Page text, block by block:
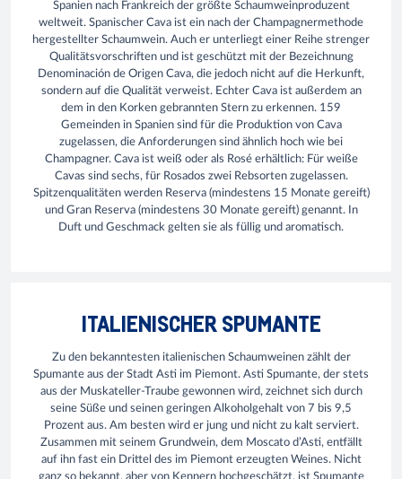
Spanien nach Frankreich der größte Schaumweinproduzent
weltweit. Spanischer Cava ist ein nach der Champagnermethode
hergestellter Schaumwein. Auch er unterliegt einer Reihe strenger
Qualitätsvorschriften und ist geschützt mit der Bezeichnung
Denominación de Origen Cava, die jedoch nicht auf die Herkunft,
sondern auf die Qualität verweist. Echter Cava ist außerdem an
dem in den Korken gebrannten Stern zu erkennen. 159
Gemeinden in Spanien sind für die Produktion von Cava
zugelassen, die Anforderungen sind ähnlich hoch wie bei
Champagner. Cava ist weiß oder als Rosé erhältlich: Für weiße
Cavas sind sechs, für Rosados zwei Rebsorten zugelassen.
Spitzenqualitäten werden Reserva (mindestens 15 Monate gereift)
und Gran Reserva (mindestens 30 Monate gereift) genannt. In
Duft und Geschmack gelten sie als füllig und aromatisch.
ITALIENISCHER SPUMANTE
Zu den bekanntesten italienischen Schaumweinen zählt der
Spumante aus der Stadt Asti im Piemont. Asti Spumante, der stets
aus der Muskateller-Traube gewonnen wird, zeichnet sich durch
seine Süße und seinen geringen Alkoholgehalt von 7 bis 9,5
Prozent aus. Am besten wird er jung und nicht zu kalt serviert.
Zusammen mit seinem Grundwein, dem Moscato d’Asti, entfällt
auf ihn fast ein Drittel des im Piemont erzeugten Weines. Nicht